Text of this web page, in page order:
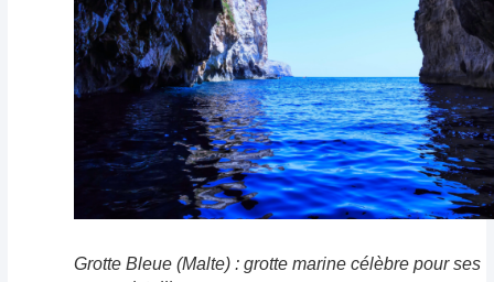
Grotte Bleue (Malte) : grotte marine célèbre pour ses